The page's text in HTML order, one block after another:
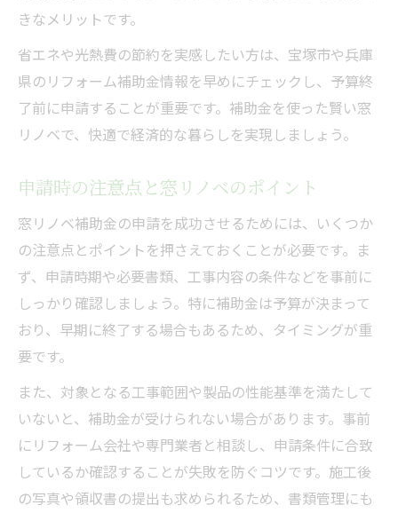
きなメリットです。
省エネや光熱費の節約を実感したい方は、宝塚市や兵庫
県のリフォーム補助金情報を早めにチェックし、予算終
了前に申請することが重要です。補助金を使った賢い窓
リノベで、快適で経済的な暮らしを実現しましょう。
申請時の注意点と窓リノベのポイント
窓リノベ補助金の申請を成功させるためには、いくつか
の注意点とポイントを押さえておくことが必要です。ま
ず、申請時期や必要書類、工事内容の条件などを事前に
しっかり確認しましょう。特に補助金は予算が決まって
おり、早期に終了する場合もあるため、タイミングが重
要です。
また、対象となる工事範囲や製品の性能基準を満たして
いないと、補助金が受けられない場合があります。事前
にリフォーム会社や専門業者と相談し、申請条件に合致
しているか確認することが失敗を防ぐコツです。施工後
の写真や領収書の提出も求められるため、書類管理にも